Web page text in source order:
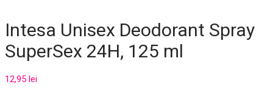
Intesa Unisex Deodorant Spray
SuperSex 24H, 125 ml
12,95 lei